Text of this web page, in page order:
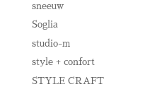
sneeuw
Soglia
studio-m
style + confort
STYLE CRAFT